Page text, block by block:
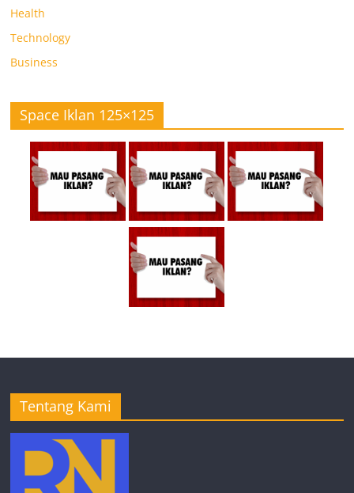
Health
Technology
Business
Space Iklan 125×125
Tentang Kami